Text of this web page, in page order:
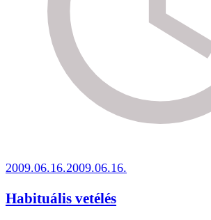
2009.06.16.2009.06.16.
Habituális vetélés